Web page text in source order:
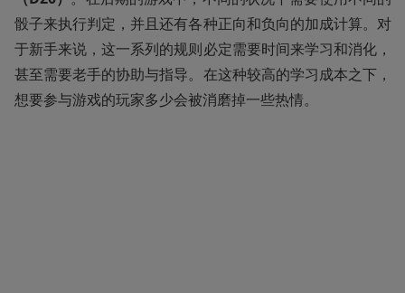
骰子来执行判定，并且还有各种正向和负向的加成计算。对
于新手来说，这一系列的规则必定需要时间来学习和消化，
甚至需要老手的协助与指导。在这种较高的学习成本之下，
想要参与游戏的玩家多少会被消磨掉一些热情。